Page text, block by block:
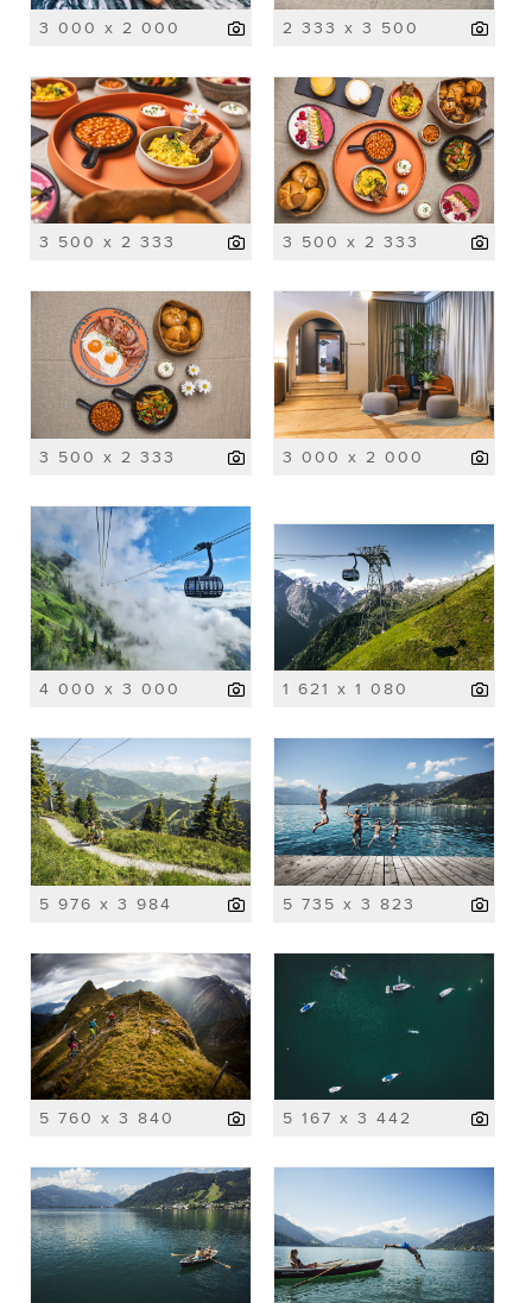
3 000 x 2 000 2 333 x 3 500
3 500 x 2 333 3 500 x 2 333
3 500 x 2 333 3 000 x 2 000
4 000 x 3 000 1 621 x 1 080
5 976 x 3 984 5 735 x 3 823
5 760 x 3 840 5 167 x 3 442